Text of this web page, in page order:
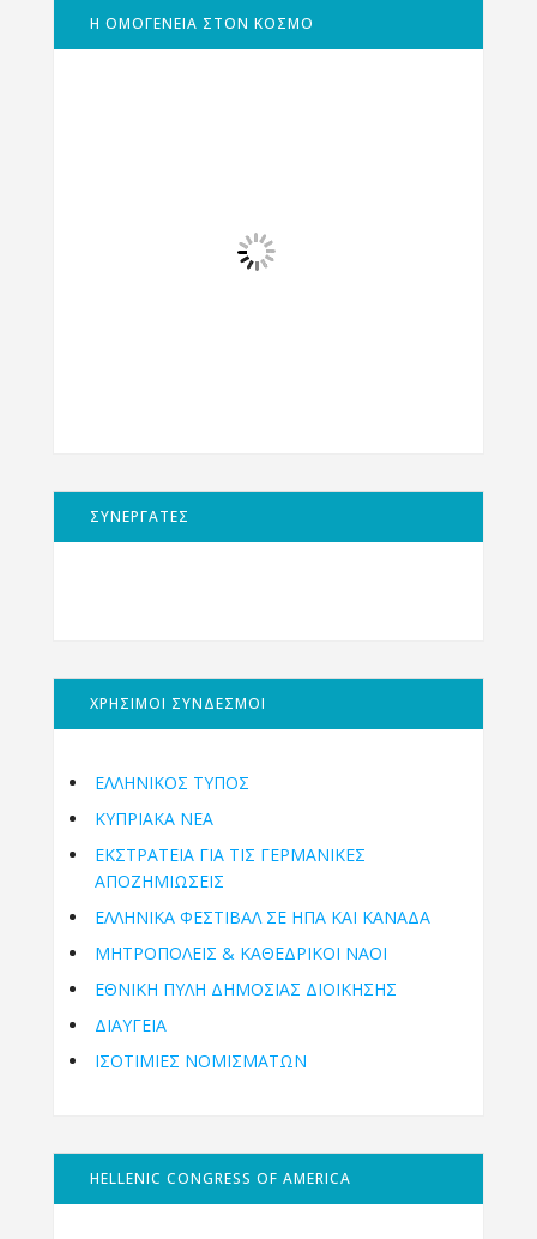
Η ΟΜΟΓΕΝΕΙΑ ΣΤΟΝ ΚΟΣΜΟ
ΣΥΝΕΡΓΑΤΕΣ
ΧΡΗΣΙΜΟΙ ΣΥΝΔΕΣΜΟΙ
ΕΛΛΗΝΙΚΟΣ ΤΥΠΟΣ
ΚΥΠΡΙΑΚΑ ΝΕΑ
ΕΚΣΤΡΑΤΕΙΑ ΓΙΑ ΤΙΣ ΓΕΡΜΑΝΙΚΕΣ
ΑΠΟΖΗΜΙΩΣΕΙΣ
ΕΛΛΗΝΙΚΆ ΦΕΣΤΙΒΆΛ ΣΕ ΗΠΑ ΚΑΙ ΚΑΝΑΔΑ
ΜΗΤΡΟΠΌΛΕΙΣ & ΚΑΘΕΔΡΙΚΟΊ ΝΑΟΊ
ΕΘΝΙΚΉ ΠΎΛΗ ΔΗΜΌΣΙΑΣ ΔΙΟΊΚΗΣΗΣ
ΔΙΑΥΓΕΙΑ
ΙΣΟΤΙΜΙΕΣ ΝΟΜΙΣΜΑΤΩΝ
HELLENIC CONGRESS OF AMERICA